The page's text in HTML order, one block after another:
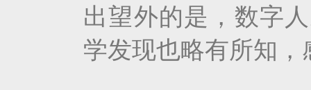
出望外的是，数字
学发现也略有所知